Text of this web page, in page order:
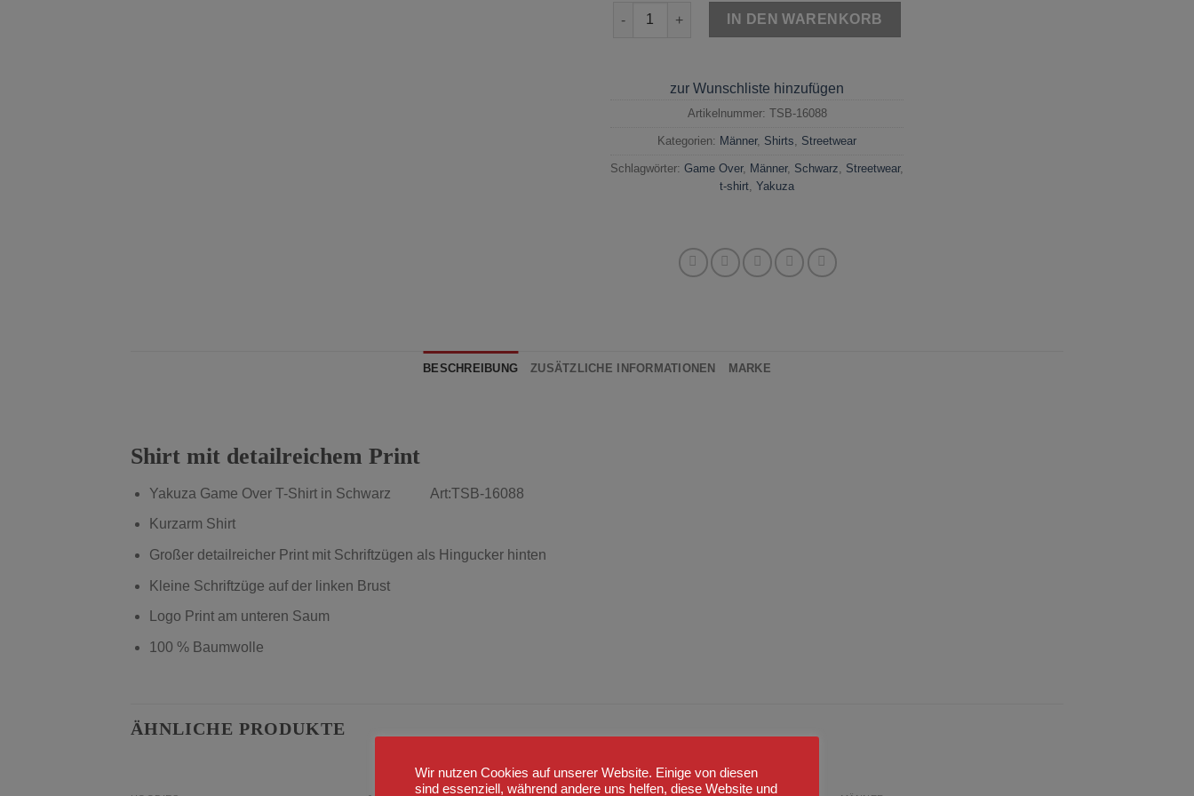
Yakuza Game Over T-Shirt Schwarz Menge
IN DEN WARENKORB
zur Wunschliste hinzufügen
Artikelnummer: TSB-16088
Kategorien: Männer, Shirts, Streetwear
Schlagwörter: Game Over, Männer, Schwarz, Streetwear,
t-shirt, Yakuza
BESCHREIBUNG ZUSÄTZLICHE INFORMATIONEN MARKE
Shirt mit detailreichem Print
Yakuza Game Over T-Shirt in Schwarz Art:TSB-16088
Kurzarm Shirt
Großer detailreicher Print mit Schriftzügen als Hingucker hinten
Kleine Schriftzüge auf der linken Brust
Logo Print am unteren Saum
100 % Baumwolle
ÄHNLICHE PRODUKTE
Wir nutzen Cookies auf unserer Website. Einige von diesen
sind essenziell, während andere uns helfen, diese Website und